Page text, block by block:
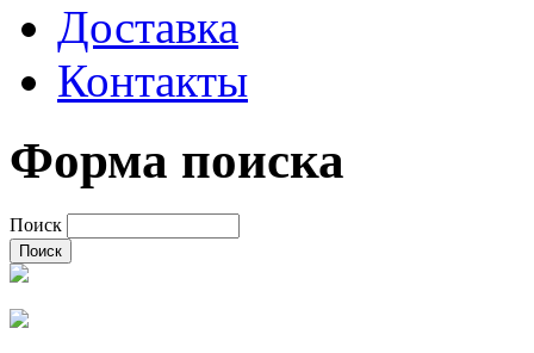
Доставка
Контакты
Форма поиска
Поиск